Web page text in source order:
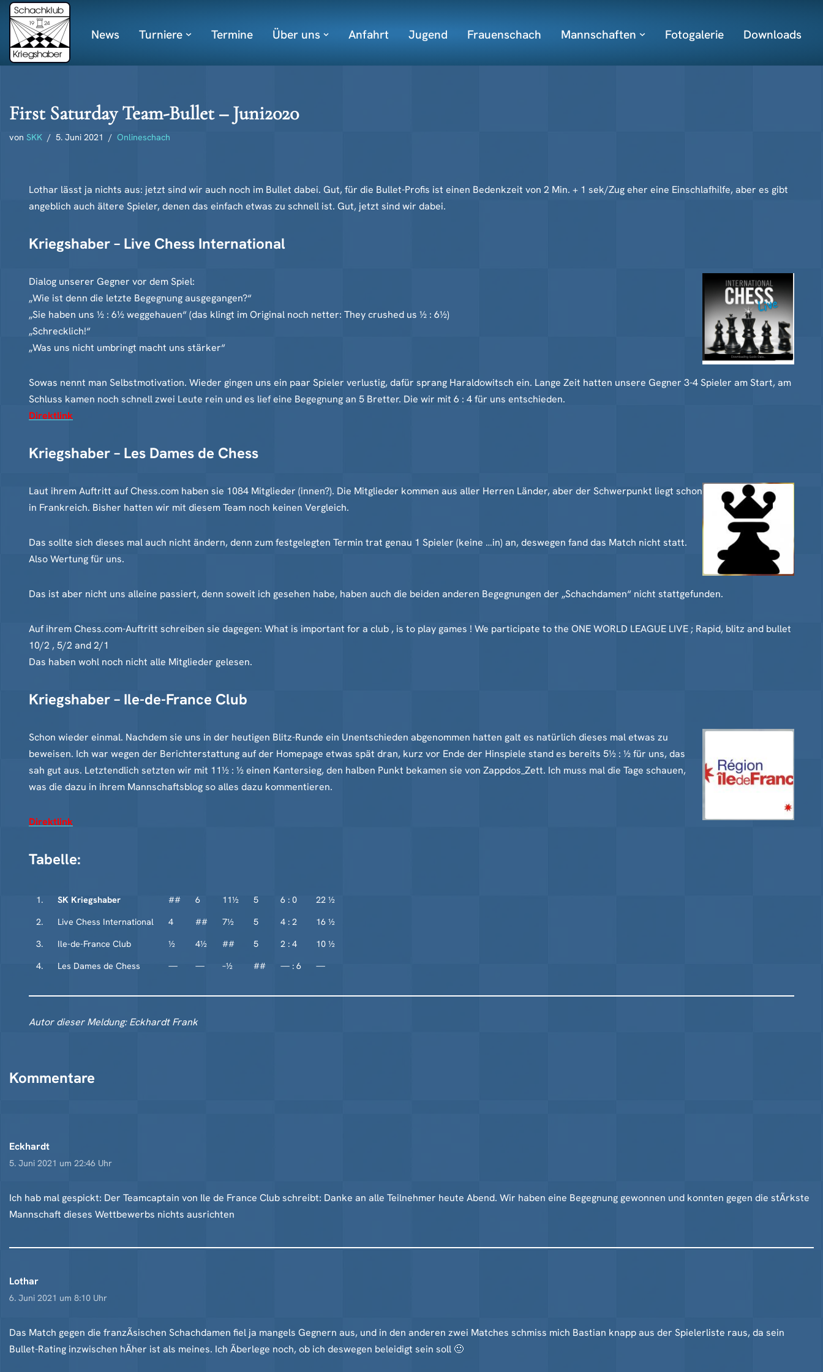
Zum
Inhalt
springen
News Turniere Termine Über uns Anfahrt Jugend Frauenschach Mannschaften Fotogalerie Downloads
First Saturday Team-Bullet – Juni2020
von SKK 5. Juni 2021 Onlineschach
Lothar lässt ja nichts aus: jetzt sind wir auch noch im Bullet dabei. Gut, für die Bullet-Profis ist einen Bedenkzeit von 2 Min. + 1 sek/Zug eher eine Einschlafhilfe, aber es gibt
angeblich auch ältere Spieler, denen das einfach etwas zu schnell ist. Gut, jetzt sind wir dabei.
Kriegshaber – Live Chess International
Dialog unserer Gegner vor dem Spiel:
„Wie ist denn die letzte Begegnung ausgegangen?“
„Sie haben uns ½ : 6½ weggehauen“ (das klingt im Original noch netter: They crushed us ½ : 6½)
„Schrecklich!“
„Was uns nicht umbringt macht uns stärker“
Sowas nennt man Selbstmotivation. Wieder gingen uns ein paar Spieler verlustig, dafür sprang Haraldowitsch ein. Lange Zeit hatten unsere Gegner 3-4 Spieler am Start, am
Schluss kamen noch schnell zwei Leute rein und es lief eine Begegnung an 5 Bretter. Die wir mit 6 : 4 für uns entschieden.
Direktlink
Kriegshaber – Les Dames de Chess
Laut ihrem Auftritt auf Chess.com haben sie 1084 Mitglieder (innen?). Die Mitglieder kommen aus aller Herren Länder, aber der Schwerpunkt liegt schon
in Frankreich. Bisher hatten wir mit diesem Team noch keinen Vergleich.
Das sollte sich dieses mal auch nicht ändern, denn zum festgelegten Termin trat genau 1 Spieler (keine …in) an, deswegen fand das Match nicht statt.
Also Wertung für uns.
Das ist aber nicht uns alleine passiert, denn soweit ich gesehen habe, haben auch die beiden anderen Begegnungen der „Schachdamen“ nicht stattgefunden.
Auf ihrem Chess.com-Auftritt schreiben sie dagegen: What is important for a club , is to play games ! We participate to the ONE WORLD LEAGUE LIVE ; Rapid, blitz and bullet
10/2 , 5/2 and 2/1
Das haben wohl noch nicht alle Mitglieder gelesen.
Kriegshaber – Ile-de-France Club
Schon wieder einmal. Nachdem sie uns in der heutigen Blitz-Runde ein Unentschieden abgenommen hatten galt es natürlich dieses mal etwas zu
beweisen. Ich war wegen der Berichterstattung auf der Homepage etwas spät dran, kurz vor Ende der Hinspiele stand es bereits 5½ : ½ für uns, das
sah gut aus. Letztendlich setzten wir mit 11½ : ½ einen Kantersieg, den halben Punkt bekamen sie von Zappdos_Zett. Ich muss mal die Tage schauen,
was die dazu in ihrem Mannschaftsblog so alles dazu kommentieren.
Direktlink
Tabelle:
1. SK Kriegshaber ## 6 11½ 5 6 : 0
22 ½
2.
Live Chess International 4 ## 7½ 5 4 : 2
16 ½
3.
Ile-de-France Club ½ 4½ ## 5 2 : 4
10 ½
4.
Les Dames de Chess — — –½ ## — : 6 —
Autor dieser Meldung: Eckhardt Frank
Kommentare
Eckhardt
5. Juni 2021 um 22:46 Uhr
Ich hab mal gespickt: Der Teamcaptain von Ile de France Club schreibt: Danke an alle Teilnehmer heute Abend. Wir haben eine Begegnung gewonnen und konnten gegen die stÃrkste
Mannschaft dieses Wettbewerbs nichts ausrichten
Lothar
6. Juni 2021 um 8:10 Uhr
Das Match gegen die franzÃsischen Schachdamen fiel ja mangels Gegnern aus, und in den anderen zwei Matches schmiss mich Bastian knapp aus der Spielerliste raus, da sein
Bullet-Rating inzwischen hÃher ist als meines. Ich Ãberlege noch, ob ich deswegen beleidigt sein soll 🙂